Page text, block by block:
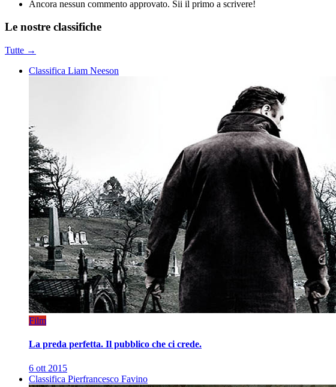
Ancora nessun commento approvato. Sii il primo a scrivere!
Le nostre classifiche
Tutte →
Classifica Liam Neeson
Film
La preda perfetta. Il pubblico che ci crede.
6 ott 2015
Classifica Pierfrancesco Favino